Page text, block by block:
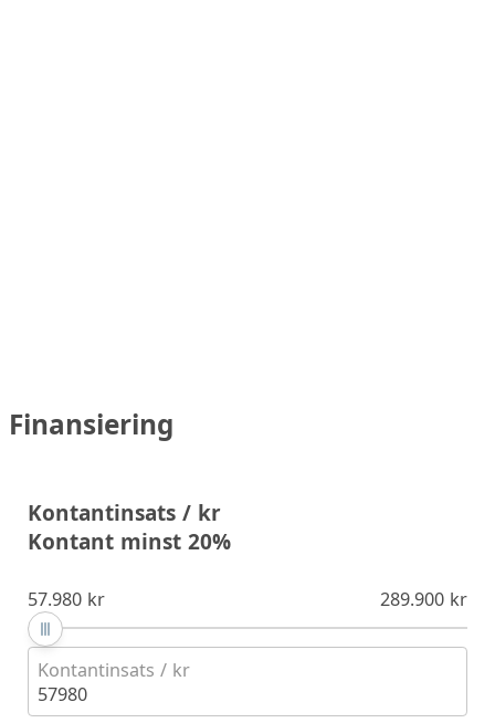
Finansiering
Kontantinsats / kr
Kontant minst 20%
57.980 kr 289.900 kr
Kontantinsats / kr
57980